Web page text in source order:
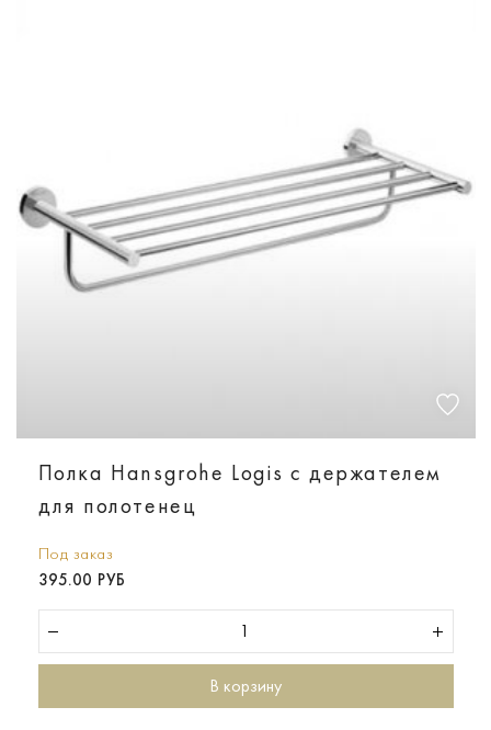
Полка Hansgrohe Logis с держателем
для полотенец
Под заказ
395.00 РУБ
В корзину